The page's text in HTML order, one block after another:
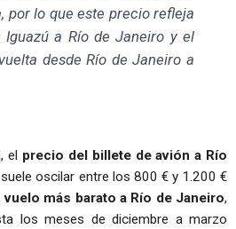
por lo que este precio refleja
Iguazú a Río de Janeiro y el
desde Río de Janeiro a
el precio del billete de avión a Río
oscilar entre los 800 € y 1.200 €
vuelo más barato a Río de Janeiro,
los meses de diciembre a marzo